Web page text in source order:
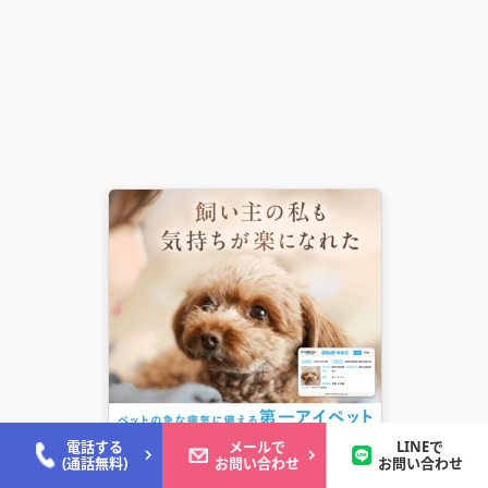
電話する
(通話無料)
メールで
お問い合わせ
LINEで
お問い合わせ